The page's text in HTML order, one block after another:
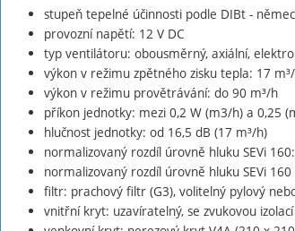
stupeň tepelné účinnosti podle DIBt -
provozní napětí: 12 V DC
typ ventilátoru: obousměrný, axiální,
výkon v režimu zpětného zisku tepla: 17
výkon v režimu provětrávání: do 90 m³/h
příkon jednotky: mezi 0,2 W (m3/h) a 0,25
hlučnost jednotky: od 16,5 dB (17 m³/h)
normalizovaný rozdíl úrovně hluku SEVi
normalizovaný rozdíl úrovně hluku SEVi 160
filtr: prachový filtr (G3), volitelný pylový
vnitřní kryt: uzavíratelný, se zvukovou izolací